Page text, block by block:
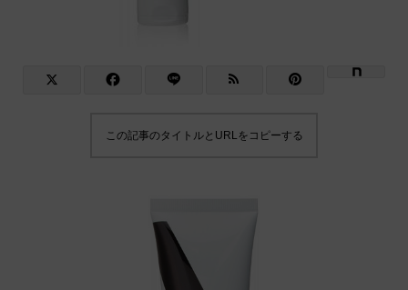
この記事のタイトルとURLをコピーする